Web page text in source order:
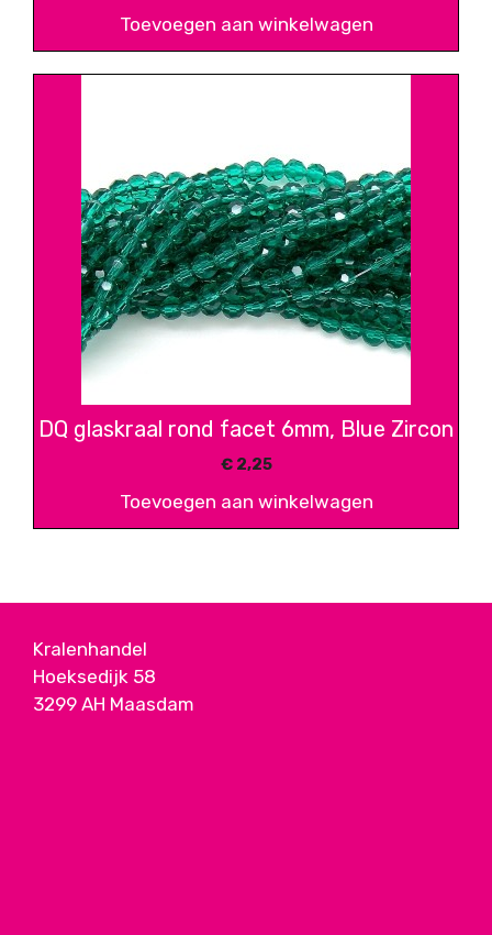
Toevoegen aan winkelwagen
DQ glaskraal rond facet 6mm, Blue Zircon
€2,25
Toevoegen aan winkelwagen
Kralenhandel
Hoeksedijk 58
3299 AH Maasdam